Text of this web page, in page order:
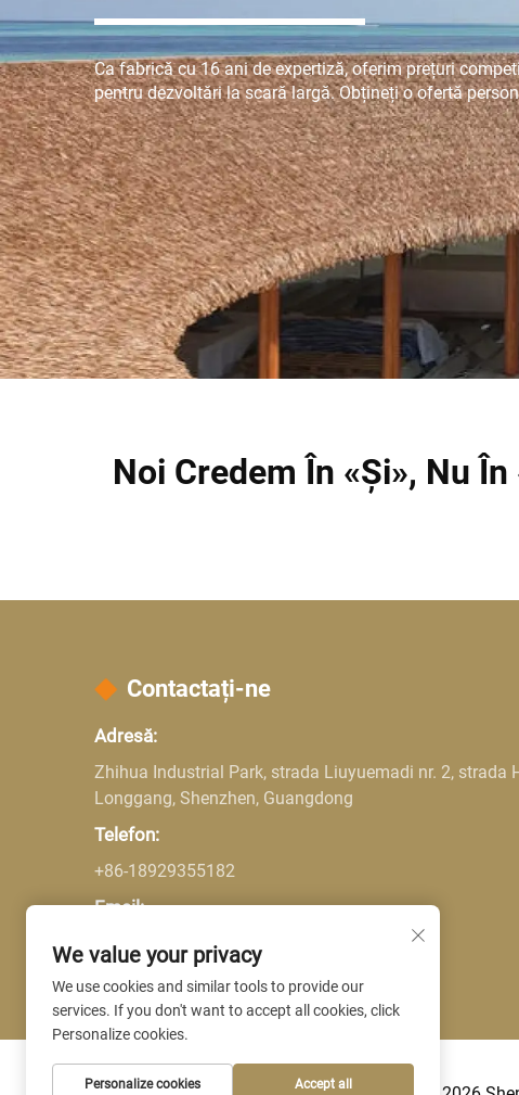
Ca fabrică cu 16 ani de expertiză, oferim prețuri
pentru dezvoltări la scară largă. Obțineți o ofertă
Noi Credem În «și», Nu
Contactați-ne
Adresă:
Zhihua Industrial Park, strada Liuyuemadi nr. 2, strada
Longgang, Shenzhen, Guangdong
Telefon:
+86-18929355182
Email:
Company E-mail:
We value your privacy
We use cookies and similar tools to provide our
services. If you don't want to accept all cookies, click
Personalize cookies.
Personalize cookies Accept all